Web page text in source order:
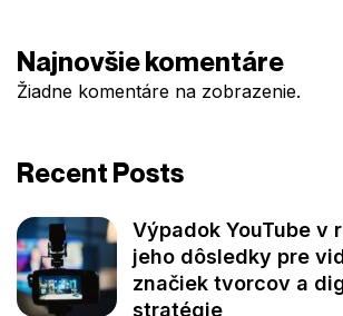
Najnovšie komentáre
Žiadne komentáre na zobrazenie.
Recent Posts
Výpadok YouTube v
jeho dôsledky pre
značiek tvorcov a
stratégie